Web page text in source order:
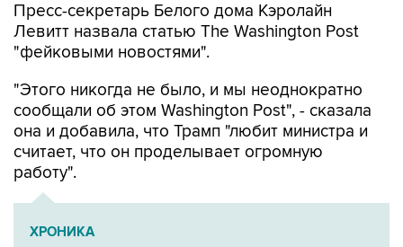
Пресс-секретарь Белого дома Кэролайн
Левитт назвала статью The Washington Post
"фейковыми новостями".
"Этого никогда не было, и мы неоднократно
сообщали об этом Washington Post", - сказала
она и добавила, что Трамп "любит министра и
считает, что он проделывает огромную
работу".
ХРОНИКА